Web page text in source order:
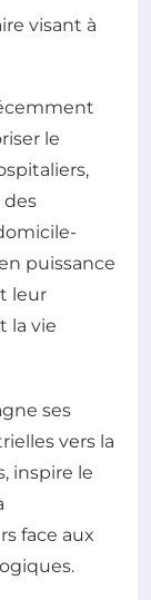
visant à
le
des
puissance
leur
la vie
ses
vers la
inspire le
face aux